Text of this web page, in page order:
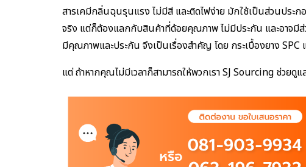
สารเคมีกลิ่นฉุนรุนแรง ไม่มีสี และติดไฟง่าย มักใช้เป็นส่วนประ
จริง แต่ก็ต้องแลกกับสินค้าที่ด้อยคุณภาพ ไม่มีประกัน และอาจมี
มีคุณภาพและประกัน จึงเป็นเรื่องสำคัญ โดย กระเบื้องยาง
แต่ ถ้าหากคุณไม่มีเวลาก็สามารถให้พวกเรา SJ Sourcing ช่ว